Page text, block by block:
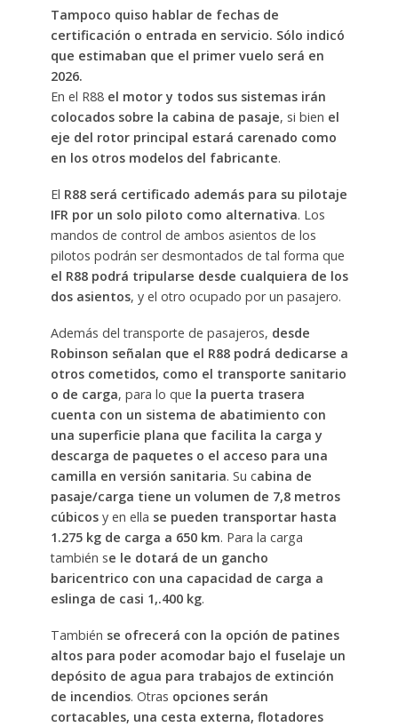
Tampoco quiso hablar de fechas de
certificación o entrada en servicio. Sólo indicó
que estimaban que el primer vuelo será en
2026.
En el R88 el motor y todos sus sistemas irán
colocados sobre la cabina de pasaje, si bien el
eje del rotor principal estará carenado como
en los otros modelos del fabricante.
El R88 será certificado además para su pilotaje
IFR por un solo piloto como alternativa. Los
mandos de control de ambos asientos de los
pilotos podrán ser desmontados de tal forma que
el R88 podrá tripularse desde cualquiera de los
dos asientos, y el otro ocupado por un pasajero.
Además del transporte de pasajeros, desde
Robinson señalan que el R88 podrá dedicarse a
otros cometidos, como el transporte sanitario
o de carga, para lo que la puerta trasera
cuenta con un sistema de abatimiento con
una superficie plana que facilita la carga y
descarga de paquetes o el acceso para una
camilla en versión sanitaria. Su cabina de
pasaje/carga tiene un volumen de 7,8 metros
cúbicosy en ella se pueden transportar hasta
1.275 kg de carga a 650 km. Para la carga
también se le dotará de un gancho
baricentrico con una capacidad de carga a
eslinga de casi 1,.400 kg.
También se ofrecerá con la opción de patines
altos para poder acomodar bajo el fuselaje un
depósito de agua para trabajos de extinción
de incendios. Otras opciones serán
cortacables, una cesta externa, flotadores